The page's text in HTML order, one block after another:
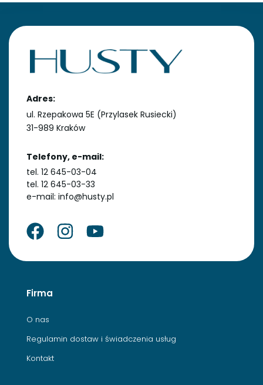
Adres:
ul. Rzepakowa 5E (Przylasek Rusiecki)
31-989 Kraków
Telefony, e-mail:
tel. 12 645-03-04
tel. 12 645-03-33
e-mail: info@husty.pl
Firma
O nas
Regulamin dostaw i świadczenia usług
Kontakt